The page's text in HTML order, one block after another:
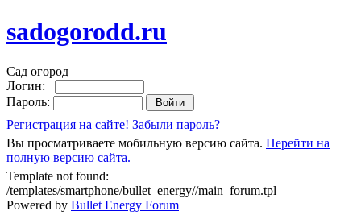
sadogorodd.ru
Сад огород
Логин:
Пароль:
Регистрация на сайте! Забыли пароль?
Вы просматриваете мобильную версию сайта. Перейти на
полную версию сайта.
Template not found:
/templates/smartphone/bullet_energy//main_forum.tpl
Powered by Bullet Energy Forum